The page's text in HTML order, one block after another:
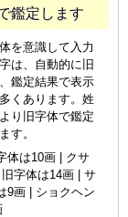
鑑定します
を意識して入力
は、自動的に旧
鑑定結果で表示
くあります。姓
り旧字体で鑑定
す。
体は10画 | クサ
字体は14画 | サ
9画 | ショクヘン